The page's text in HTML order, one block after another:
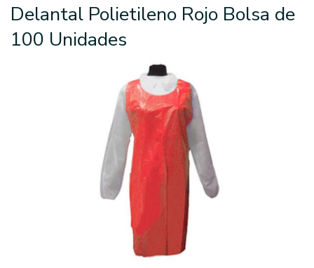
Delantal Polietileno Rojo Bolsa de
100 Unidades